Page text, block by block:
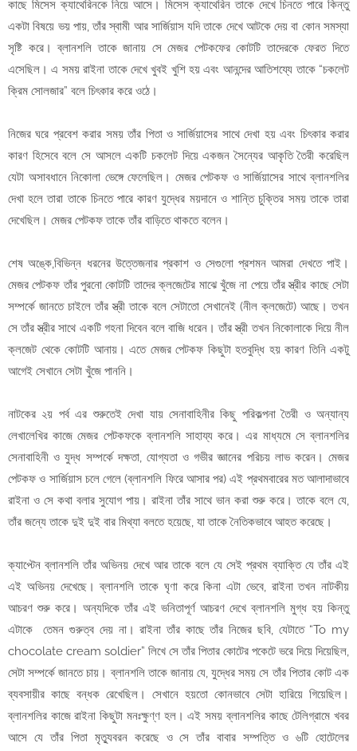
কাছে মিসেস ক্যাথেরিনকে নিয়ে আসে। মিসেস ক্যাথেরিন তাকে দেখে চিনতে পারে কিন্তু
একটা বিষয়ে ভয় পায়, তাঁর স্বামী আর সার্জিয়াস যদি তাকে দেখে আটকে দেয় বা কোন সমস্যা
সৃষ্টি করে। ব্লানশলি তাকে জানায় সে মেজর পেটকফের কোটটি তাদেরকে ফেরত দিতে
এসেছিল। এ সময় রাইনা তাকে দেখে খুবই খুশি হয় এবং আনন্দের আতিশয্যে তাকে “চকলেট
ক্রিম সোলজার” বলে চিৎকার করে ওঠে।
নিজের ঘরে প্রবেশ করার সময় তাঁর পিতা ও সার্জিয়াসের সাথে দেখা হয় এবং চিৎকার করার
কারণ হিসেবে বলে সে আসলে একটি চকলেট দিয়ে একজন সৈন্যের আকৃতি তৈরী করেছিল
যেটা অসাবধানে নিকোলা ভেঙ্গে ফেলেছিল। মেজর পেটকফ ও সার্জিয়াসের সাথে ব্লানশলির
দেখা হলে তারা তাকে চিনতে পারে কারণ যুদ্ধের ময়দানে ও শান্তি চুক্তির সময় তাকে তারা
দেখেছিল। মেজর পেটকফ তাকে তাঁর বাড়িতে থাকতে বলেন।
শেষ অঙ্কে,বিভিন্ন ধরনের উত্তেজনার প্রকাশ ও সেগুলো প্রশমন আমরা দেখতে পাই।
মেজর পেটকফ তাঁর পুরনো কোটটি তাদের ক্লজেটের মাঝে খুঁজে না পেয়ে তাঁর স্ত্রীর কাছে সেটা
সম্পর্কে জানতে চাইলে তাঁর স্ত্রী তাকে বলে সেটাতো সেখানেই (নীল ক্লজেটে) আছে। তখন
সে তাঁর স্ত্রীর সাথে একটি গহনা দিবেন বলে বাজি ধরেন। তাঁর স্ত্রী তখন নিকোলাকে দিয়ে নীল
ক্লজেট থেকে কোটটি আনায়। এতে মেজর পেটকফ কিছুটা হতবুদ্ধি হয় কারণ তিনি একটু
আগেই সেখানে সেটা খুঁজে পাননি।
নাটকের ২য় পর্ব এর শুরুতেই দেখা যায় সেনাবাহিনীর কিছু পরিকল্পনা তৈরী ও অন্যান্য
লেখালেখির কাজে মেজর পেটকফকে ব্লানশলি সাহায্য করে। এর মাধ্যমে সে ব্লানশলির
সেনাবাহিনী ও যুদ্ধ সম্পর্কে দক্ষতা, যোগ্যতা ও গভীর জ্ঞানের পরিচয় লাভ করেন। মেজর
পেটকফ ও সার্জিয়াস চলে গেলে (ব্লানশলি ফিরে আসার পর) এই প্রথমবারের মত আলাদাভাবে
রাইনা ও সে কথা বলার সুযোগ পায়। রাইনা তাঁর সাথে ভান করা শুরু করে। তাকে বলে যে,
তাঁর জন্যে তাকে দুই দুই বার মিথ্যা বলতে হয়েছে, যা তাকে নৈতিকভাবে আহত করেছে।
ক্যাপ্টেন ব্লানশলি তাঁর অভিনয় দেখে আর তাকে বলে যে সেই প্রথম ব্যাক্তি যে তাঁর এই
এই অভিনয় দেখেছে। ব্লানশলি তাকে ঘৃণা করে কিনা এটা ভেবে, রাইনা তখন নাটকীয়
আচরণ শুরু করে। অন্যদিকে তাঁর এই ভনিতাপূর্ণ আচরণ দেখে ব্লানশলি মুগ্ধ হয় কিন্তু
এটাকে তেমন গুরুত্ব দেয় না। রাইনা তাঁর কাছে তাঁর নিজের ছবি, যেটাতে “To my
chocolate cream soldier” লিখে সে তাঁর পিতার কোটের পকেটে ভরে দিয়ে দিয়েছিল,
সেটা সম্পর্কে জানতে চায়। ব্লানশলি তাকে জানায় যে, যুদ্ধের সময় সে তাঁর পিতার কোট এক
ব্যবসায়ীর কাছে বন্ধক রেখেছিল। সেখানে হয়তো কোনভাবে সেটা হারিয়ে গিয়েছিল।
ব্লানশলির কাজে রাইনা কিছুটা মনঃক্ষুণ্ণ হল। এই সময় ব্লানশলির কাছে টেলিগ্রামে খবর
আসে যে তাঁর পিতা মৃত্যুবরন করেছে ও সে তাঁর বাবার সম্পত্তি ও ৬টি হোটেলের